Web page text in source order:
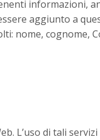
informazioni,
aggiunto a
nome, cognome,
L’uso di tali